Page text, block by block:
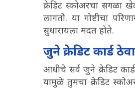
क्रेडिट स्कोअरचा सगळा
लागतो. या गोष्टीचा
सुधारायला मदत होते.
जुने क्रेडिट कार्ड
आधीचे सर्व जुने क्रेडिट
यामुळे तुमचा क्रेडिट